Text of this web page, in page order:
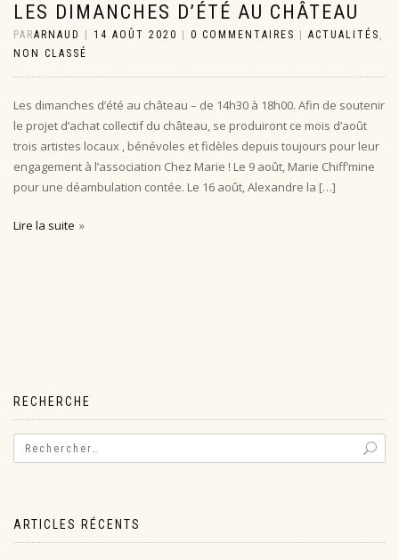
LES DIMANCHES D’ÉTÉ AU CHÂTEAU
PARARNAUD 14 AOÛT 2020 0 COMMENTAIRES ACTUALITÉS ,
NON CLASSÉ
Les dimanches d’été au château – de 14h30 à 18h00. Afin de soutenir
le projet d’achat collectif du château, se produiront ce mois d’août
trois artistes locaux , bénévoles et fidèles depuis toujours pour leur
engagement à l’association Chez Marie ! Le 9 août, Marie Chiff’mine
pour une déambulation contée. Le 16 août, Alexandre la […]
Lire la suite
RECHERCHE
ARTICLES RÉCENTS